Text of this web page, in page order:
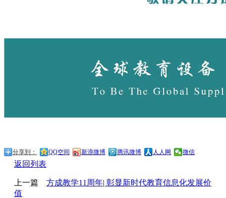
分享到： QQ空间 新浪微博 腾讯微博 人人网 微信
返回列表
上一篇 方成教学11周年| 彰显新时代教育信息化发展价
值